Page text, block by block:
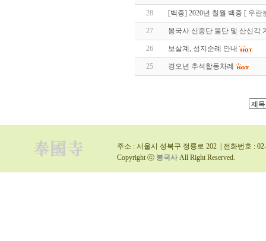
28 [백중] 2020년 칠월 백중 [ 우
27 봉국사 신중단 불단 및 산신각
26 보살계, 성지순례 안내
25 경오년 추석합동차례
주소 : 서울시 성북구 정릉로 202 | 전화번호 :
Copyright ⓒ 봉국사 All Right Reserved.